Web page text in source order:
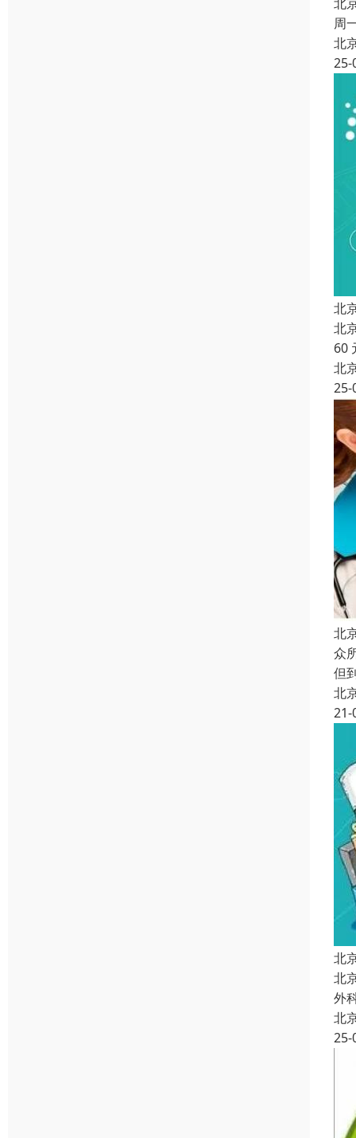
周
北
25-
北
北
60
北
25-
北
众
但
北
21-
北
北
外
北
25-